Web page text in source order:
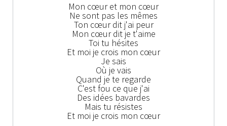
Mon cœur et mon cœur
Ne sont pas les mêmes
Ton cœur dit j'ai peur
Mon cœur dit je t'aime
Toi tu hésites
Et moi je crois mon cœur
Je sais
Où je vais
Quand je te regarde
C'est fou ce que j'ai
Des idées bavardes
Mais tu résistes
Et moi je crois mon cœur